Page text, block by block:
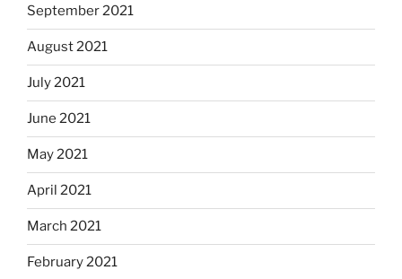
September 2021
August 2021
July 2021
June 2021
May 2021
April 2021
March 2021
February 2021